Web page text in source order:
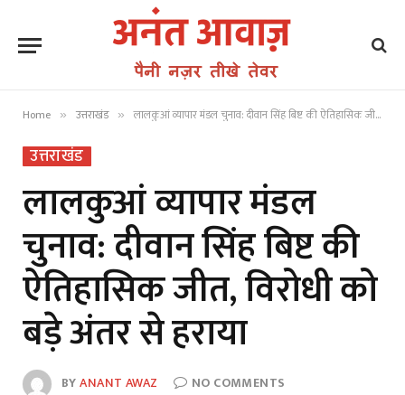
Home » उत्तराखंड » लालकुआं व्यापार मंडल चुनाव: दीवान सिंह बिष्ट की ऐतिहासिक जीत, विरोधी को बड़े अंतर से हराया
उत्तराखंड
लालकुआं व्यापार मंडल
चुनाव: दीवान सिंह बिष्ट की
ऐतिहासिक जीत, विरोधी को
बड़े अंतर से हराया
BYANANT AWAZ NO COMMENTS